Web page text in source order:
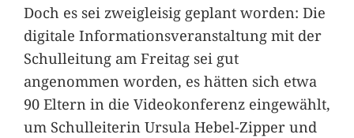
Doch es sei zweigleisig geplant worden: Die
digitale Informationsveranstaltung mit der
Schulleitung am Freitag sei gut
angenommen worden, es hätten sich etwa
90 Eltern in die Videokonferenz eingewählt,
um Schulleiterin Ursula Hebel-Zipper und